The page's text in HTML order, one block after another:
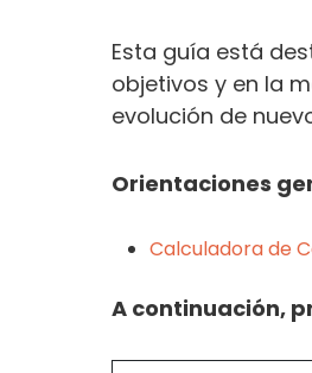
Esta guía está
objetivos y en la
evolución de
Orientaciones
Calculadora de
A continuación,